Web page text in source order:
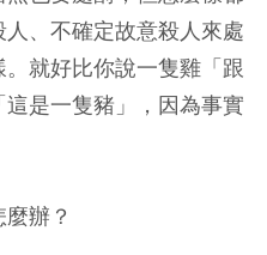
、不確定故意殺人來處
就好比你說一隻雞「跟
是一隻豬」，因為事實
辦？